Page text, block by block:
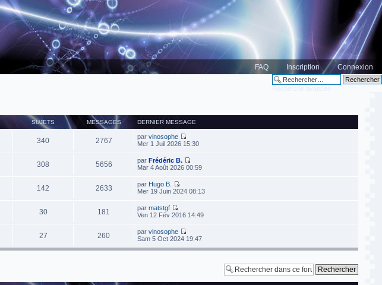
FAQ Inscription Connexion
Recherche avancée
SUJETS MESSAGES DERNIER MESSAGE
340 2767 parvinosophe
Mer 1 Juil 2026 15:30
308 5656 parFrédéric B.
Mar 4 Août 2026 00:59
142 2633 par Hugo B.
Mer 19 Juin 2024 08:13
30 181 parmatstgf
Ven 12 Fév 2016 14:49
27 260 parvinosophe
Sam 5 Oct 2024 19:47